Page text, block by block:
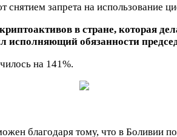
запрета на использование
в стране, которая
обязанности
на 141%.
благодаря тому, что в